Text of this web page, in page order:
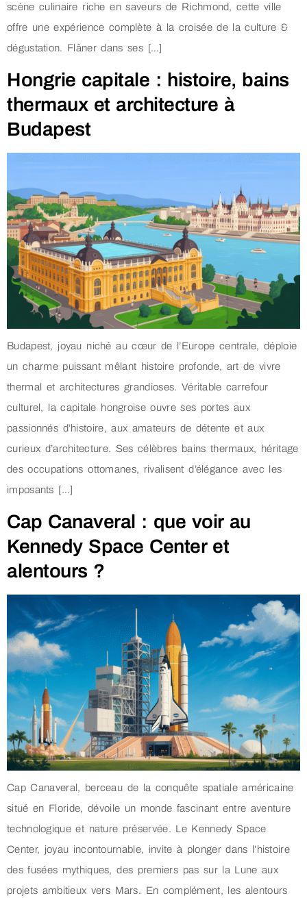
scène culinaire riche en saveurs de Richmond, cette ville
offre une expérience complète à la croisée de la culture &
dégustation. Flâner dans ses […]
Hongrie capitale : histoire, bains
thermaux et architecture à
Budapest
Budapest, joyau niché au cœur de l’Europe centrale, déploie
un charme puissant mêlant histoire profonde, art de vivre
thermal et architectures grandioses. Véritable carrefour
culturel, la capitale hongroise ouvre ses portes aux
passionnés d’histoire, aux amateurs de détente et aux
curieux d’architecture. Ses célèbres bains thermaux, héritage
des occupations ottomanes, rivalisent d’élégance avec les
imposants […]
Cap Canaveral : que voir au
Kennedy Space Center et
alentours ?
Cap Canaveral, berceau de la conquête spatiale américaine
situé en Floride, dévoile un monde fascinant entre aventure
technologique et nature préservée. Le Kennedy Space
Center, joyau incontournable, invite à plonger dans l’histoire
des fusées mythiques, des premiers pas sur la Lune aux
projets ambitieux vers Mars. En complément, les alentours